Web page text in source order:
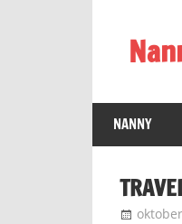
thuis
met
nannies
NANNY